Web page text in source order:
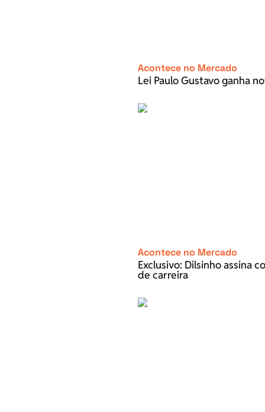
Acontece no Mercado
Lei Paulo Gustavo ganha
Acontece no Mercado
Exclusivo: Dilsinho assina
de carreira